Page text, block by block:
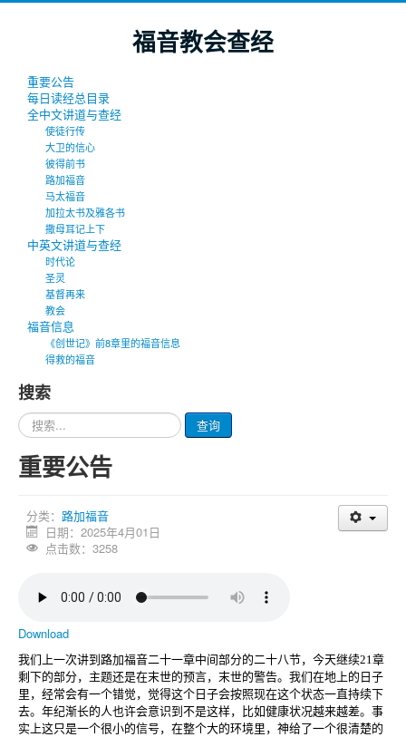
福音教会查经
重要公告
每日读经总目录
全中文讲道与查经
使徒行传
大卫的信心
彼得前书
路加福音
马太福音
加拉太书及雅各书
撒母耳记上下
中英文讲道与查经
时代论
圣灵
基督再来
教会
福音信息
《创世记》前8章里的福音信息
得救的福音
搜索
请
输
入
要
的
内
容
查询
重要公告
分类： 路加福音
日期：2025年4月01日
点击数：3258
Download
我们上一次讲到路加福音二十一章中间部分的二十八节，今天继续21章
剩下的部分，主题还是在末世的预言，末世的警告。我们在地上的日子
里，经常会有一个错觉，觉得这个日子会按照现在这个状态一直持续下
去。年纪渐长的人也许会意识到不是这样，比如健康状况越来越差。事
实上这只是一个很小的信号，在整个大的环境里，神给了一个很清楚的